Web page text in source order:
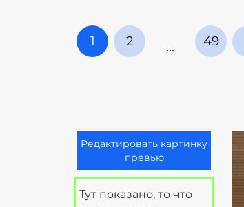
1 2 ... 49
Редактировать картинку
превью
Тут показано, то что